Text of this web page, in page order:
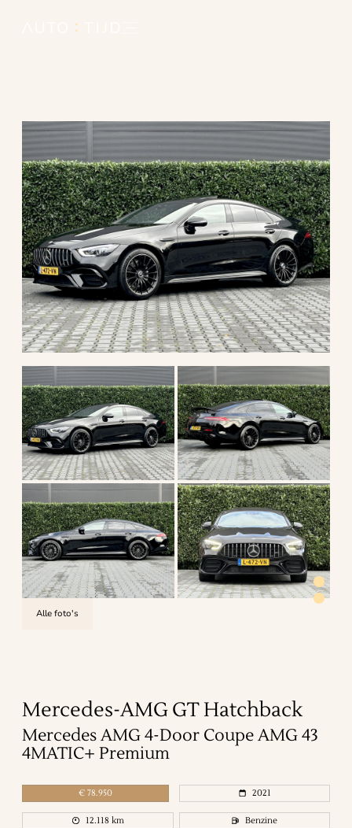
Alle foto's
Mercedes-AMGGTHatchback
Mercedes AMG 4-Door Coupe AMG 43
4MATIC+ Premium
€ 78.950 2021
12.118 km
Benzine